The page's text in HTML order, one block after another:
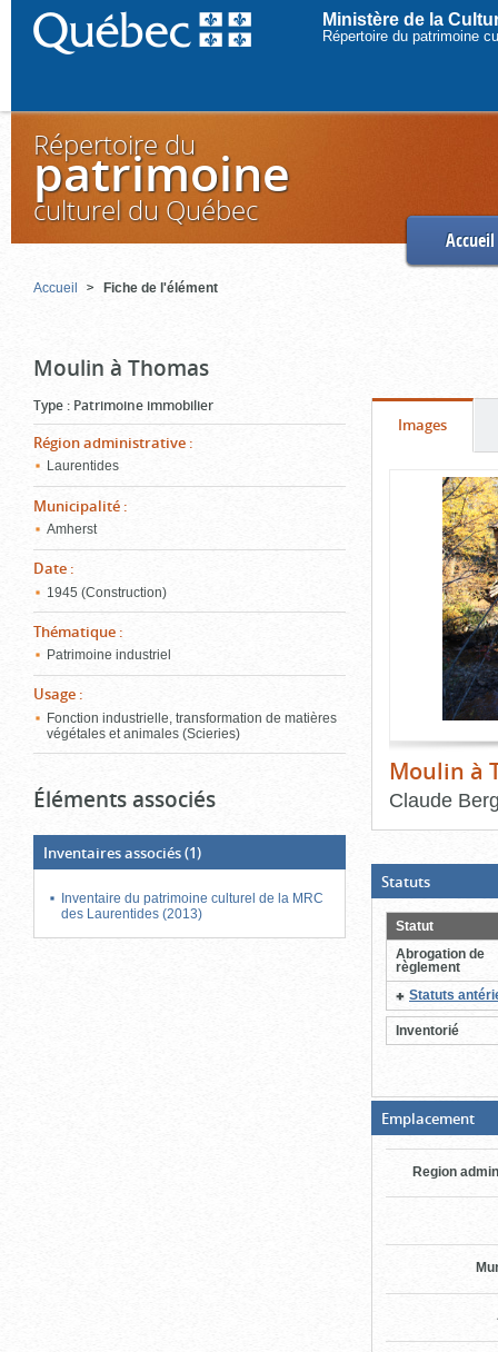
Ministère de la
Répertoire du patrimoine
Répertoire du
patrimoine
culturel du Québec
Accueil
Accueil Fiche de l'élément
Moulin à Thomas
Type : Patrimoine immobilier
Région administrative :
Laurentides
Municipalité :
Amherst
Date :
1945 (Construction)
Thématique :
Patrimoine industriel
Usage :
Fonction industrielle, transformation de matières
végétales et animales (Scieries)
Éléments associés
Inventaires associés(1)
Inventaire du patrimoine culturel de la MRC
des Laurentides (2013)
Onglet
Images(cliquer
pour
voir
le
Contenu
l'onglet
Images
Moulin à
Claude
bloc
d'onglets
Statuts(Boite
ouverte,
cliquer
pour
fermer)
Statut
Abrogation de
règlement
Statuts
Inventorié
Emplacement
Region